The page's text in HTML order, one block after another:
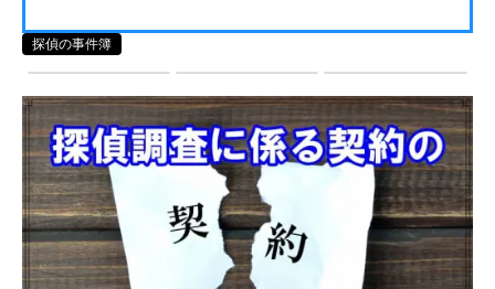
探偵の事件簿